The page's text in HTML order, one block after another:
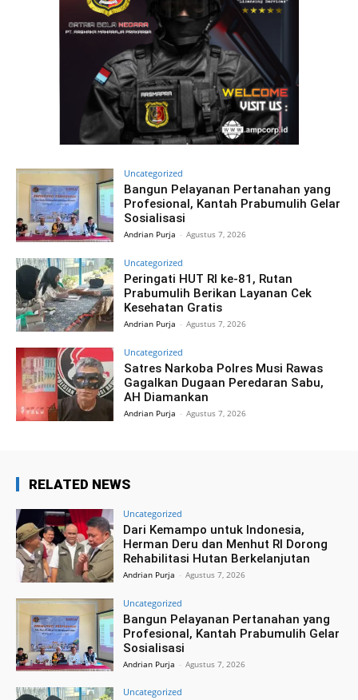
Uncategorized
Bangun Pelayanan Pertanahan yang
Profesional, Kantah Prabumulih Gelar
Sosialisasi
Andrian Purja - Agustus 7, 2026
Uncategorized
Peringati HUT RI ke-81, Rutan
Prabumulih Berikan Layanan Cek
Kesehatan Gratis
Andrian Purja - Agustus 7, 2026
Uncategorized
Satres Narkoba Polres Musi Rawas
Gagalkan Dugaan Peredaran Sabu,
AH Diamankan
Andrian Purja - Agustus 7, 2026
RELATED NEWS
Uncategorized
Dari Kemampo untuk Indonesia,
Herman Deru dan Menhut RI Dorong
Rehabilitasi Hutan Berkelanjutan
Andrian Purja - Agustus 7, 2026
Uncategorized
Bangun Pelayanan Pertanahan yang
Profesional, Kantah Prabumulih Gelar
Sosialisasi
Andrian Purja - Agustus 7, 2026
Uncategorized